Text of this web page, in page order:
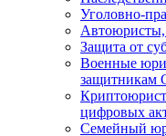
Уголовно-
Защита от
Военные
защитникам
цифровых
Семейный